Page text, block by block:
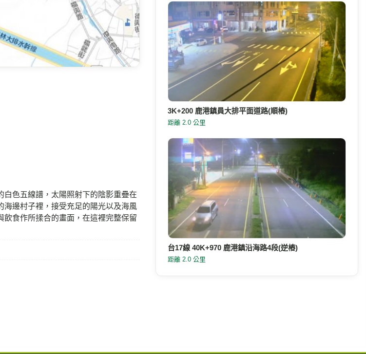
色五線譜，太陽照射下的陰影重疊在
邊村子裡，接受充足的陽光以及海風
食作所揉合的畫面，在這裡完整保留
3K+200 鹿港鎮員大排平面道路(順樁)
距離 2.0 公里
台17線 40K+970 鹿港鎮沿海路4段(逆樁)
距離 2.0 公里